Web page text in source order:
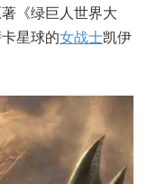
《绿巨人世界大
星球的女战士凯伊